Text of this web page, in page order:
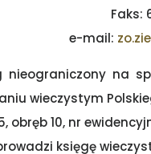
Faks:
e-mail:
na
wieczystym
obręb 10, nr
księgę